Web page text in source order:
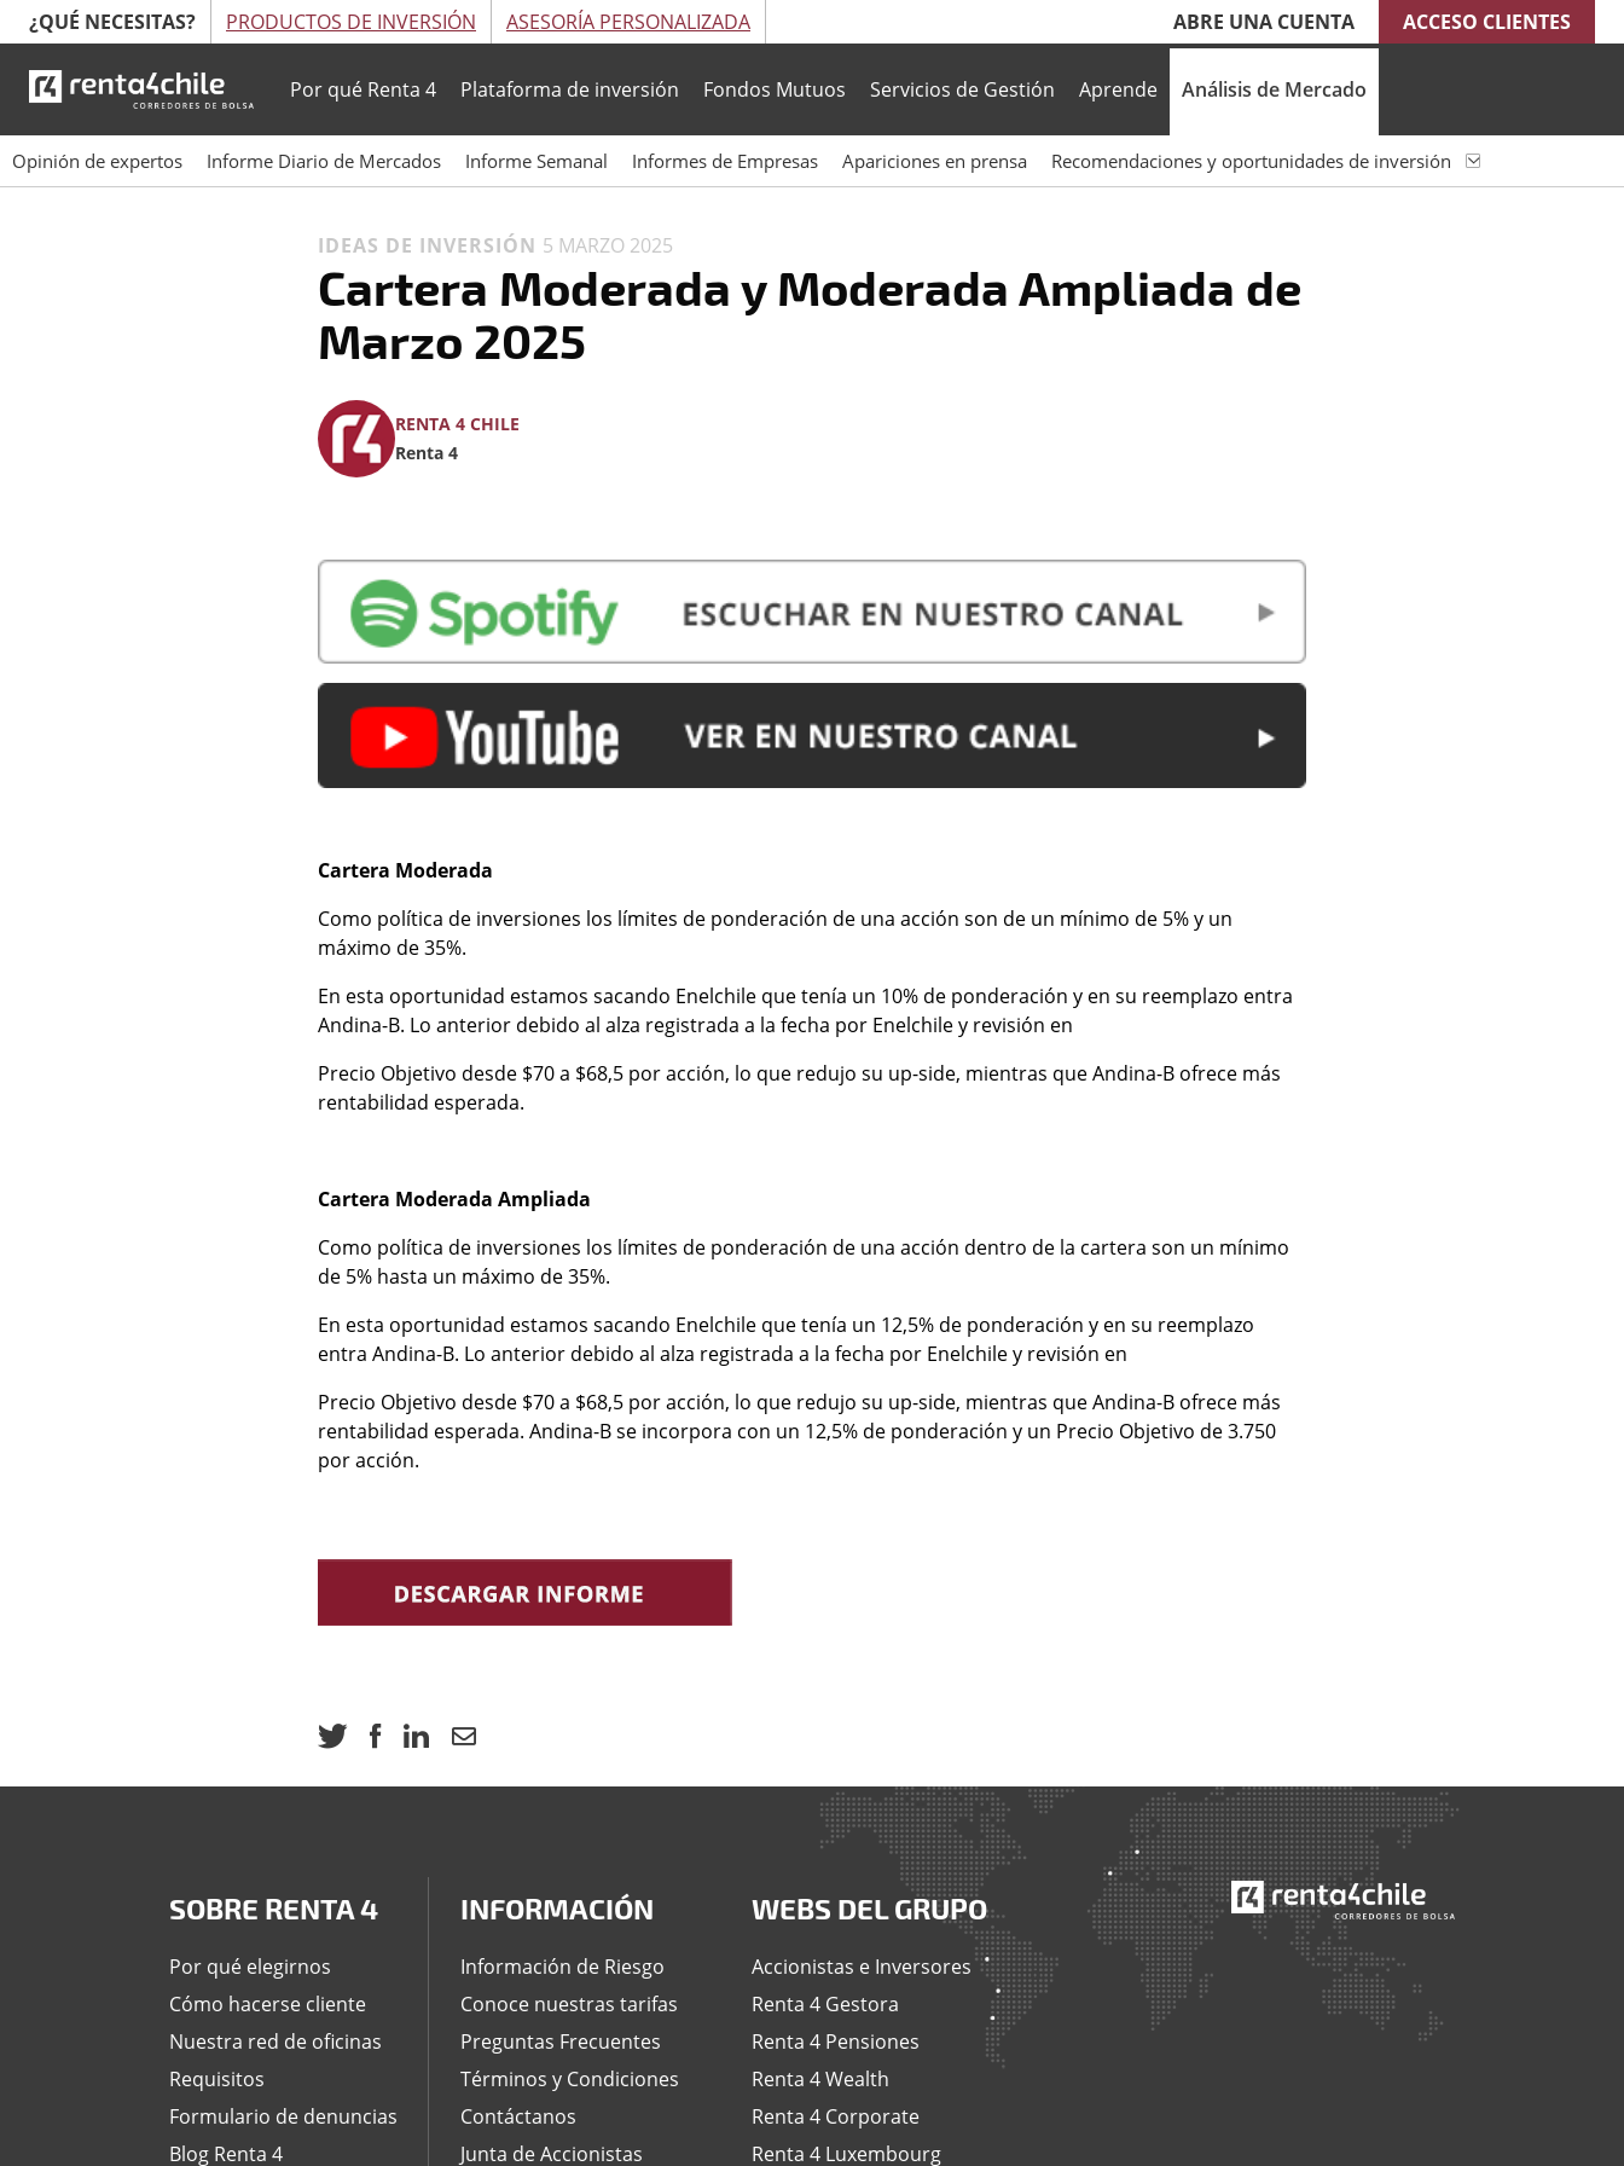
¿QUÉ NECESITAS? PRODUCTOS DE INVERSIÓN ASESORÍA PERSONALIZADA ABRE UNA CUENTA ACCESO CLIENTES
Por qué Renta 4 Plataforma de inversión Fondos Mutuos Servicios de Gestión Aprende Análisis de Mercado
Opinión de expertos Informe Diario de Mercados Informe Semanal Informes de Empresas Apariciones en prensa Recomendaciones y oportunidades de inversión
IDEAS DE INVERSIÓN 5 MARZO 2025
Cartera Moderada y Moderada Ampliada de
Marzo 2025
RENTA 4 CHILE
Renta 4
Cartera Moderada
Como política de inversiones los límites de ponderación de una acción son de un mínimo de 5% y un
máximo de 35%.
En esta oportunidad estamos sacando Enelchile que tenía un 10% de ponderación y en su reemplazo entra
Andina-B. Lo anterior debido al alza registrada a la fecha por Enelchile y revisión en
Precio Objetivo desde $70 a $68,5 por acción, lo que redujo su up-side, mientras que Andina-B ofrece más
rentabilidad esperada.
Cartera Moderada Ampliada
Como política de inversiones los límites de ponderación de una acción dentro de la cartera son un mínimo
de 5% hasta un máximo de 35%.
En esta oportunidad estamos sacando Enelchile que tenía un 12,5% de ponderación y en su reemplazo
entra Andina-B. Lo anterior debido al alza registrada a la fecha por Enelchile y revisión en
Precio Objetivo desde $70 a $68,5 por acción, lo que redujo su up-side, mientras que Andina-B ofrece más
rentabilidad esperada. Andina-B se incorpora con un 12,5% de ponderación y un Precio Objetivo de 3.750
por acción.
SOBRE RENTA 4
Por qué elegirnos
Cómo hacerse cliente
Nuestra red de oficinas
Requisitos
Formulario de denuncias
Blog Renta 4
INFORMACIÓN
Información de Riesgo
Conoce nuestras tarifas
Preguntas Frecuentes
Términos y Condiciones
Contáctanos
Junta de Accionistas
WEBS DEL GRUPO
Accionistas e Inversores
Renta 4 Gestora
Renta 4 Pensiones
Renta 4 Wealth
Renta 4 Corporate
Renta 4 Luxembourg